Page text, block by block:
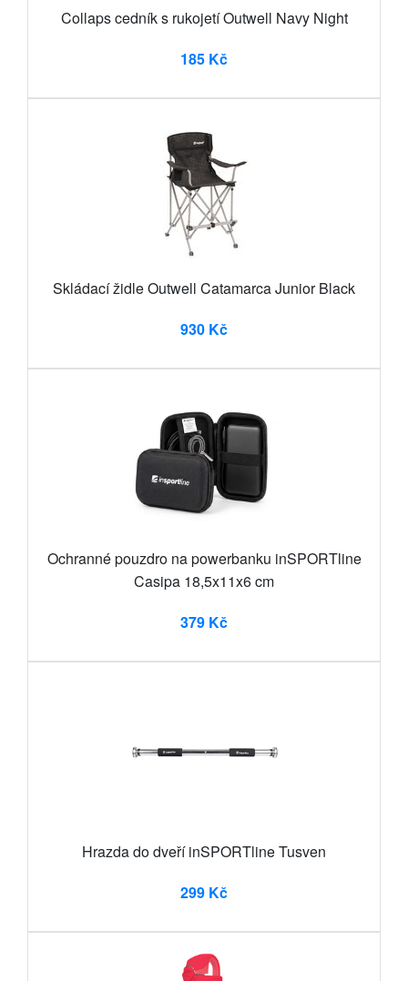
Collaps cedník s rukojetí Outwell Navy Night
185 Kč
Skládací židle Outwell Catamarca Junior Black
930 Kč
Ochranné pouzdro na powerbanku inSPORTline
Casipa 18,5x11x6 cm
379 Kč
Hrazda do dveří inSPORTline Tusven
299 Kč